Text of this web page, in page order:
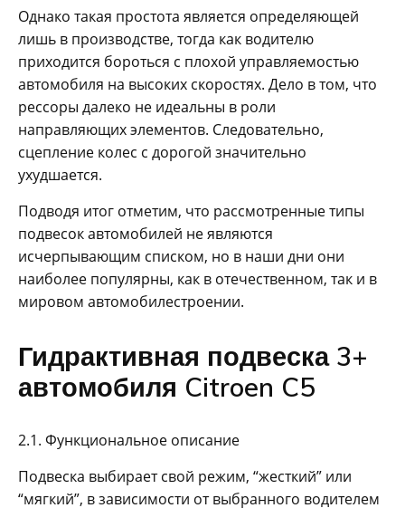
Однако такая простота является определяющей
лишь в производстве, тогда как водителю
приходится бороться с плохой управляемостью
автомобиля на высоких скоростях. Дело в том, что
рессоры далеко не идеальны в роли
направляющих элементов. Следовательно,
сцепление колес с дорогой значительно
ухудшается.
Подводя итог отметим, что рассмотренные типы
подвесок автомобилей не являются
исчерпывающим списком, но в наши дни они
наиболее популярны, как в отечественном, так и в
мировом автомобилестроении.
Гидрактивная подвеска 3+
автомобиля Citroen C5
2.1. Функциональное описание
Подвеска выбирает свой режим, “жесткий” или
“мягкий”, в зависимости от выбранного водителем